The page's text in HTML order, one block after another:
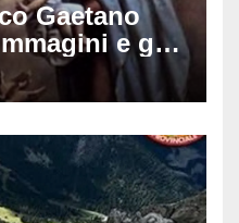
Gaetano
e gif
sui